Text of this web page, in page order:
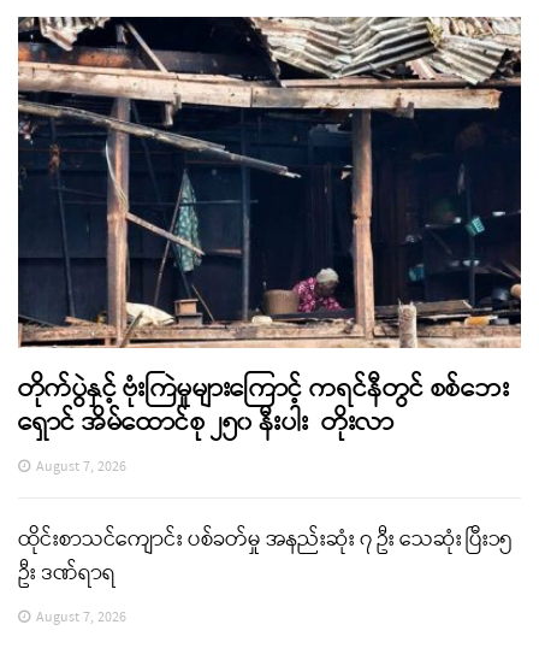
တိုက်ပွဲနှင့် ဗုံးကြဲမှုများကြောင့် ကရင်နီတွင် စစ်ဘေး
ရှောင် အိမ်ထောင်စု ၂၅၀ နီးပါး တိုးလာ
August 7, 2026
ထိုင်းစာသင်ကျောင်း ပစ်ခတ်မှု အနည်းဆုံး ၇ ဦး သေဆုံး ပြီး၁၅
ဦး ဒဏ်ရာရ
August 7, 2026